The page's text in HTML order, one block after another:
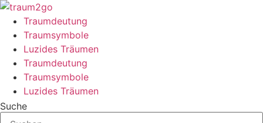
Zum
Inhalt
springen
Traumdeutung
Traumsymbole
Luzides Träumen
Traumdeutung
Traumsymbole
Luzides Träumen
Suche